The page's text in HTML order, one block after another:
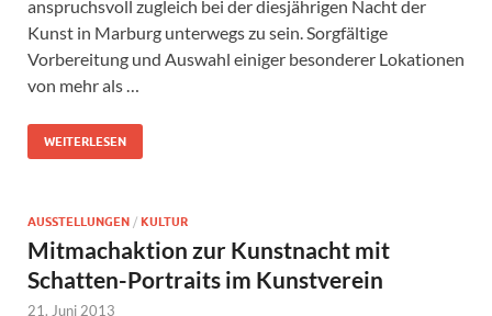
anspruchsvoll zugleich bei der diesjährigen Nacht der
Kunst in Marburg unterwegs zu sein. Sorgfältige
Vorbereitung und Auswahl einiger besonderer Lokationen
von mehr als …
WEITERLESEN
AUSSTELLUNGEN / KULTUR
Mitmachaktion zur Kunstnacht mit
Schatten-Portraits im Kunstverein
21. Juni 2013